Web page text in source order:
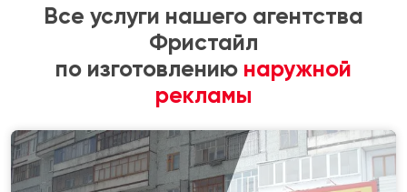
Все услуги нашего агентства
Фристайл
по изготовлению наружной
рекламы